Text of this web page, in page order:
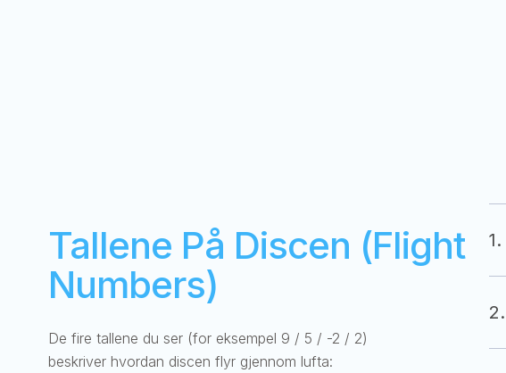
Tallene På Discen (Flight
Numbers)
De fire tallene du ser (for eksempel 9 / 5 / -2 / 2)
beskriver hvordan discen flyr gjennom lufta: